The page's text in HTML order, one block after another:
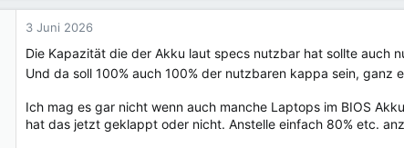
a
k
i
o
e
n
3 Juni 2026
Die Kapazität die der Akku laut specs nutzbar hat sollte auch
Und da soll 100% auch 100% der nutzbaren kappa sein, ganz
Ich mag es gar nicht wenn auch manche Laptops im BIOS
hat das jetzt geklappt oder nicht. Anstelle einfach 80% etc.